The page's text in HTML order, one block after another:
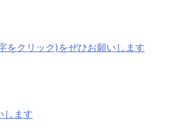
をクリック)をぜひお願いします
します